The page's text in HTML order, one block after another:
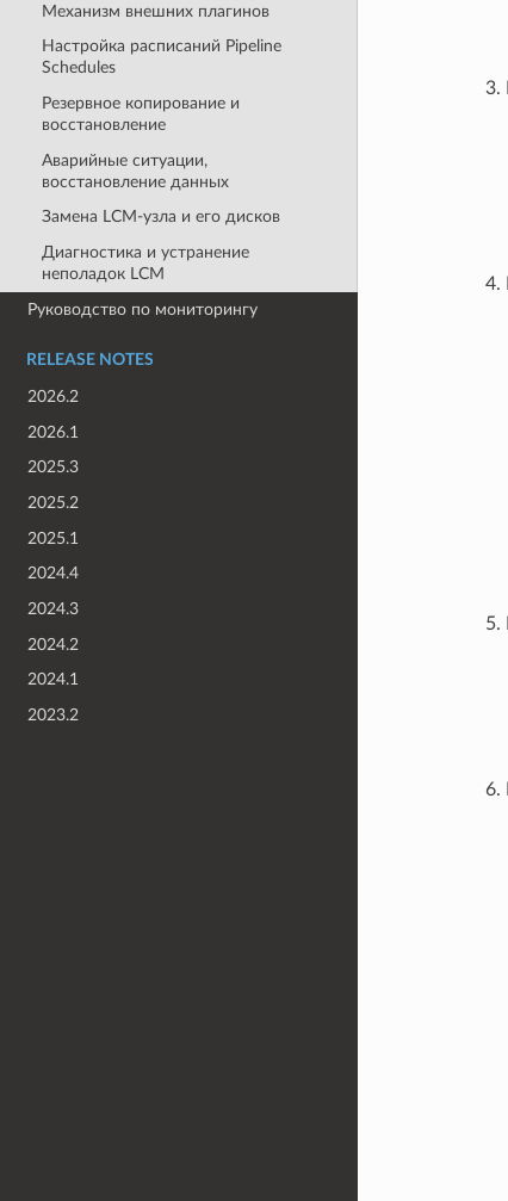
Механизм внешних плагинов
Настройка расписаний Pipeline
Schedules
Резервное копирование и
восстановление
Аварийные ситуации,
восстановление данных
Замена LCM-узла и его дисков
Диагностика и устранение
неполадок LCM
Руководство по мониторингу
RELEASE NOTES
2026.2
2026.1
2025.3
2025.2
2025.1
2024.4
2024.3
2024.2
2024.1
2023.2